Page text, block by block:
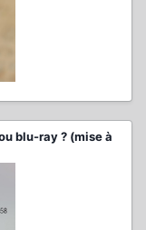
blu-ray ? (mise à